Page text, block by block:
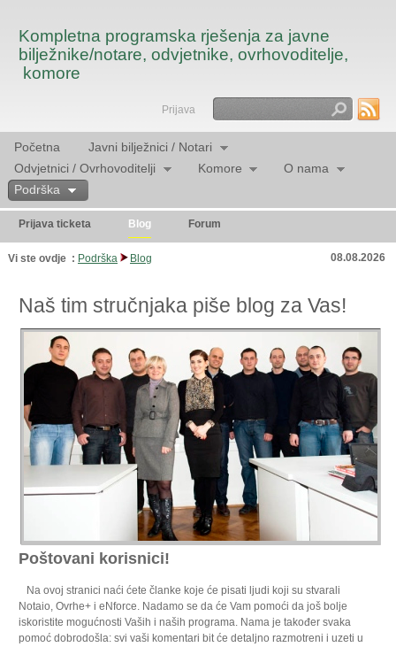
Kompletna programska rješenja za javne
bilježnike/notare, odvjetnike, ovrhovoditelje,
komore
Traži
Prijava
Početna
Javni bilježnici / Notari
Odvjetnici / Ovrhovoditelji
Komore
O nama
Podrška
Prijava ticketa Blog Forum
Vi ste ovdje : Podrška Blog 08.08.2026
Naš tim stručnjaka piše blog za Vas!
Poštovani korisnici!
Na ovoj stranici naći ćete članke koje će pisati ljudi koji su stvarali
Notaio, Ovrhe+ i eNforce. Nadamo se da će Vam pomoći da još bolje
iskoristite mogućnosti Vaših i naših programa. Nama je također svaka
pomoć dobrodošla: svi vaši komentari bit će detaljno razmotreni i uzeti u